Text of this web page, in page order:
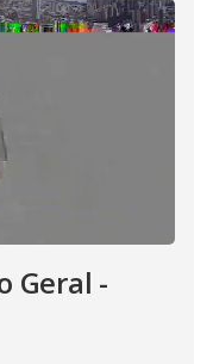
Geral -